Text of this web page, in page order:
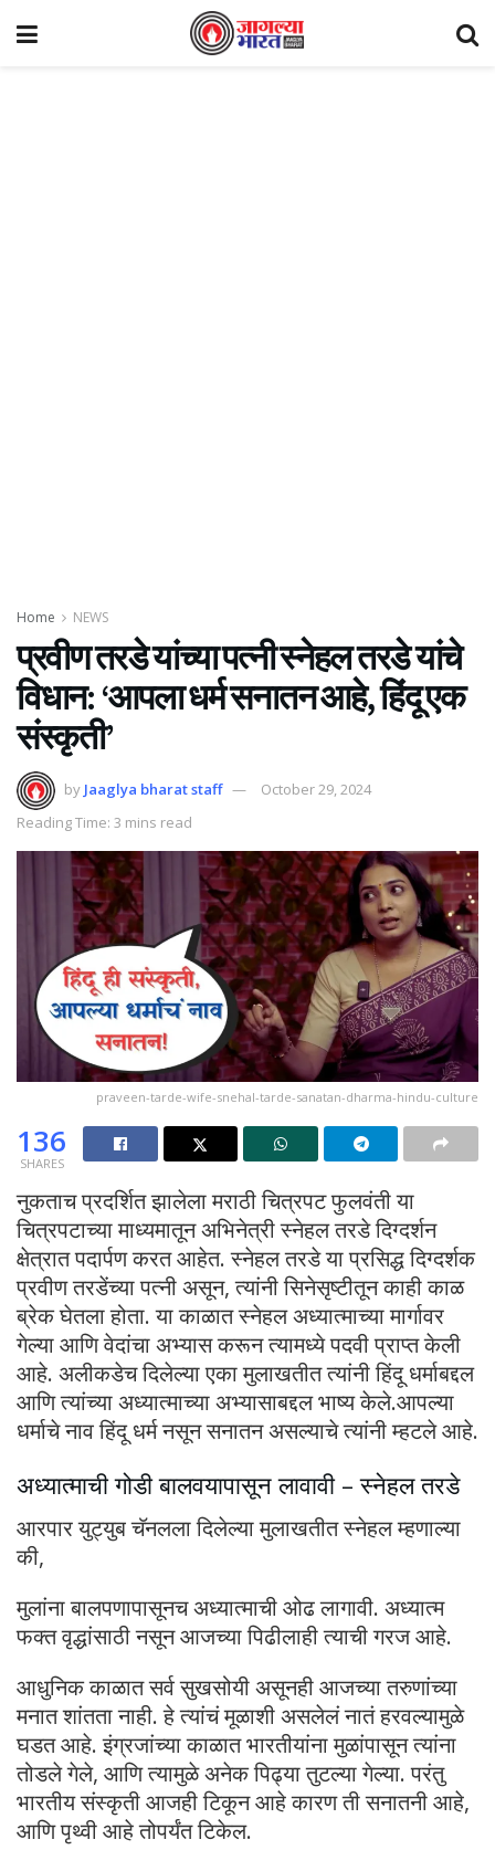
Home NEWS
प्रवीण तरडे यांच्या पत्नी स्नेहल तरडे यांचे
विधान: ‘आपला धर्म सनातन आहे, हिंदू एक
संस्कृती’
by Jaaglya bharat staff
October 29, 2024
Reading Time: 3 mins read
praveen-tarde-wife-snehal-tarde-sanatan-dharma-hindu-culture
136
SHARES
नुकताच प्रदर्शित झालेला मराठी चित्रपट फुलवंती या
चित्रपटाच्या माध्यमातून अभिनेत्री स्नेहल तरडे दिग्दर्शन
क्षेत्रात पदार्पण करत आहेत. स्नेहल तरडे या प्रसिद्ध दिग्दर्शक
प्रवीण तरडेंच्या पत्नी असून, त्यांनी सिनेसृष्टीतून काही काळ
ब्रेक घेतला होता. या काळात स्नेहल अध्यात्माच्या मार्गावर
गेल्या आणि वेदांचा अभ्यास करून त्यामध्ये पदवी प्राप्त केली
आहे. अलीकडेच दिलेल्या एका मुलाखतीत त्यांनी हिंदू धर्माबद्दल
आणि त्यांच्या अध्यात्माच्या अभ्यासाबद्दल भाष्य केले.आपल्या
धर्माचे नाव हिंदू धर्म नसून सनातन असल्याचे त्यांनी म्हटले आहे.
अध्यात्माची गोडी बालवयापासून लावावी – स्नेहल तरडे
आरपार युट्युब चॅनलला दिलेल्या मुलाखतीत स्नेहल म्हणाल्या
की,
मुलांना बालपणापासूनच अध्यात्माची ओढ लागावी. अध्यात्म
फक्त वृद्धांसाठी नसून आजच्या पिढीलाही त्याची गरज आहे.
आधुनिक काळात सर्व सुखसोयी असूनही आजच्या तरुणांच्या
मनात शांतता नाही. हे त्यांचं मूळाशी असलेलं नातं हरवल्यामुळे
घडत आहे. इंग्रजांच्या काळात भारतीयांना मुळांपासून त्यांना
तोडले गेले, आणि त्यामुळे अनेक पिढ्या तुटल्या गेल्या. परंतु
भारतीय संस्कृती आजही टिकून आहे कारण ती सनातनी आहे,
आणि पृथ्वी आहे तोपर्यंत टिकेल.